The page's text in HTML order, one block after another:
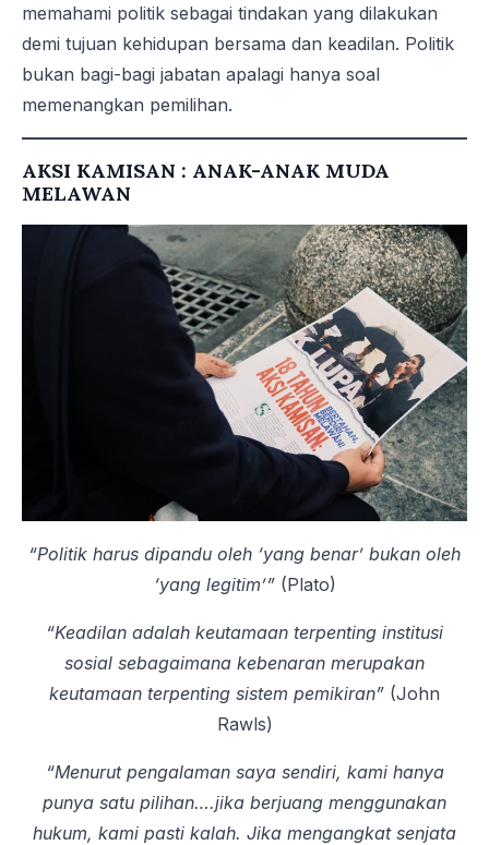
memahami politik sebagai tindakan yang dilakukan
demi tujuan kehidupan bersama dan keadilan. Politik
bukan bagi-bagi jabatan apalagi hanya soal
memenangkan pemilihan.
AKSI KAMISAN : ANAK-ANAK MUDA
MELAWAN
“Politik harus dipandu oleh ‘yang benar’ bukan oleh
‘yang legitim’”(Plato)
“Keadilan adalah keutamaan terpenting institusi
sosial sebagaimana kebenaran merupakan
keutamaan terpenting sistem pemikiran” (John
Rawls)
“Menurut pengalaman saya sendiri, kami hanya
punya satu pilihan….jika berjuang menggunakan
hukum, kami pasti kalah. Jika mengangkat senjata